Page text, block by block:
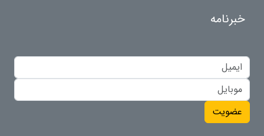
خبرنامه
عضویت